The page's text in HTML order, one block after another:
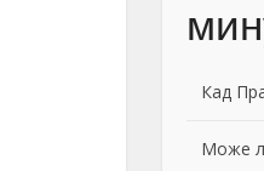
Кад
Може